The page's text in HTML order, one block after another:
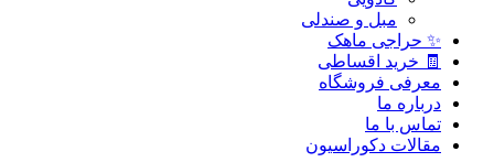
مبل و صندلی
✨ حراجی ماهک
🧾 خرید اقساطی
معرفی فروشگاه
درباره ما
تماس با ما
مقالات دکوراسیون